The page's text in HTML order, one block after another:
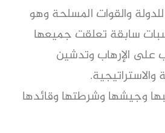
للدولة والقوات المسلحة وهو
بـ6 مناسبات سابقة تعلقت جميعها
على الإرهاب وتدشين
وجيشها وشرطتها وقائدها